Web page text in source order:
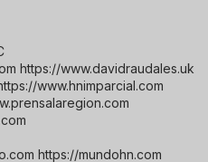
https://www.davidraudales.uk
www.hnimparcial.com
https://mundohn.com